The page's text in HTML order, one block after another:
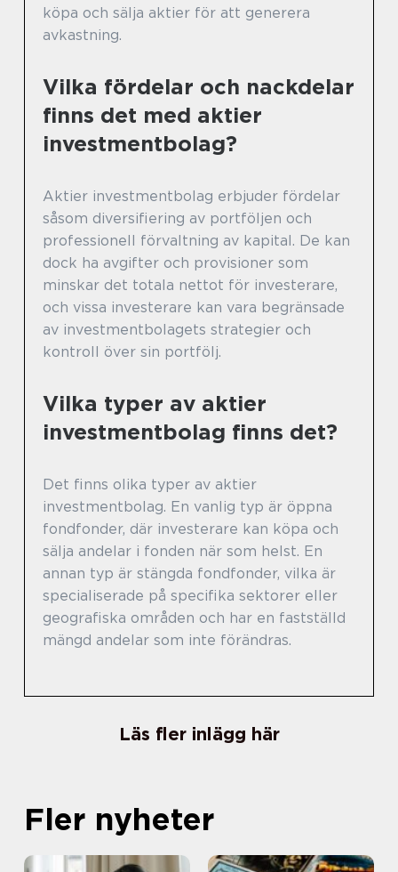
köpa och sälja aktier för att generera
avkastning.
Vilka fördelar och nackdelar
finns det med aktier
investmentbolag?
Aktier investmentbolag erbjuder fördelar
såsom diversifiering av portföljen och
professionell förvaltning av kapital. De kan
dock ha avgifter och provisioner som
minskar det totala nettot för investerare,
och vissa investerare kan vara begränsade
av investmentbolagets strategier och
kontroll över sin portfölj.
Vilka typer av aktier
investmentbolag finns det?
Det finns olika typer av aktier
investmentbolag. En vanlig typ är öppna
fondfonder, där investerare kan köpa och
sälja andelar i fonden när som helst. En
annan typ är stängda fondfonder, vilka är
specialiserade på specifika sektorer eller
geografiska områden och har en fastställd
mängd andelar som inte förändras.
Läs fler inlägg här
Fler nyheter